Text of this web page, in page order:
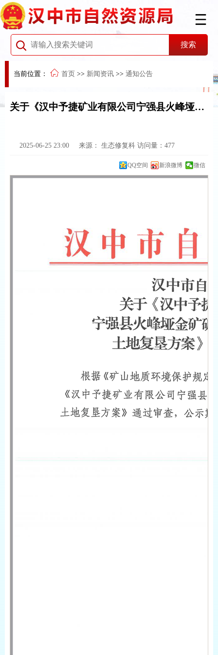
当前位置： 首页 >> 新闻资讯 >> 通知公告
关于《汉中予捷矿业有限公司宁强县火峰垭金矿矿山地质环境保护与土地复垦方案》通过审查的公告
2025-06-25 23:00 来源： 生态修复科 访问量： 477
QQ空间 新浪微博 微信